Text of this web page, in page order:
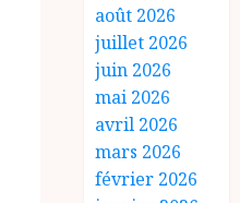
août 2026
juillet 2026
juin 2026
mai 2026
avril 2026
mars 2026
février 2026